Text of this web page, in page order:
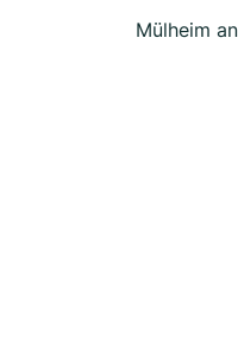
Mülheim